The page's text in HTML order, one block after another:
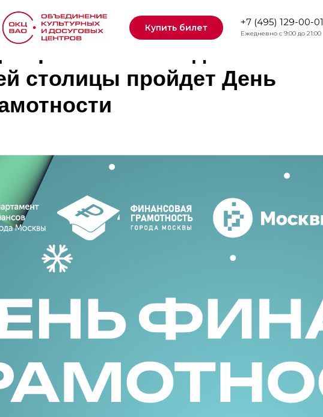
Купить билет +7 (495) 129-00-01
Ежедневно с 9:00 до 21:00
«Москвич» для
столицы пройдет День